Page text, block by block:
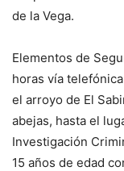
de la Vega.
Elementos de
horas vía
el arroyo de El
abejas, hasta el
Investigación
15 años de edad